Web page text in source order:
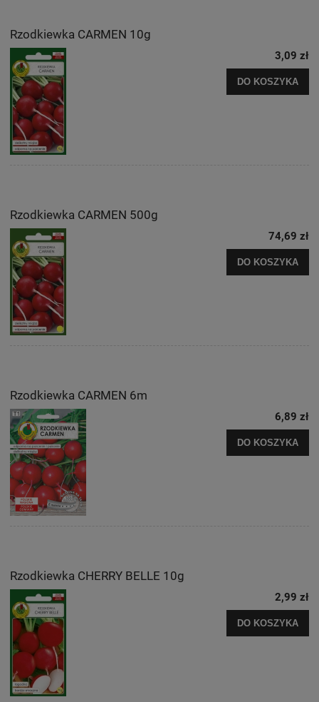
Rzodkiewka CARMEN 10g
3,09 zł
DO KOSZYKA
Rzodkiewka CARMEN 500g
74,69 zł
DO KOSZYKA
Rzodkiewka CARMEN 6m
6,89 zł
DO KOSZYKA
Rzodkiewka CHERRY BELLE 10g
2,99 zł
DO KOSZYKA